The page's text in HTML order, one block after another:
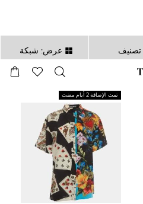
تصنيف عرض: شبكة
ثانية
تمت الإضافة 2 أيام مضت